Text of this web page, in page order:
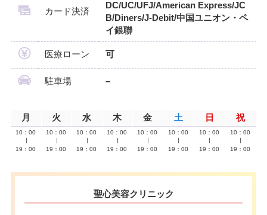
カード決済
DC/UC/UFJ/American Express/JC
B/Diners/J-Debit/中国ユニオン・ペ
イ銀聯
医療ローン 可
駐車場 –
月 火 水 木 金 土 日 祝
10：00
19：00
10：00
19：00
10：00
19：00
10：00
19：00
10：00
19：00
10：00
19：00
10：00
19：00
10：00
19：00
聖心美容クリニック